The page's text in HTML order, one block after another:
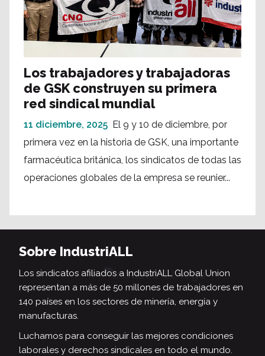
Los trabajadores y trabajadoras
de GSK construyen su primera
red sindical mundial
11 diciembre, 2025 El 9 y 10 de diciembre, por
primera vez en la historia de GSK, una importante
farmacéutica británica, los sindicatos de todas las
operaciones globales de la empresa se reunier...
Sobre IndustriALL
Los sindicatos afiliados a IndustriALL Global Union
representan a más de 50 millones de trabajadores en
140 países en los sectores de minería, energía y
manufacturas.
Luchamos para conseguir las mejores condiciones
laborales y derechos sindicales en todo el mundo.